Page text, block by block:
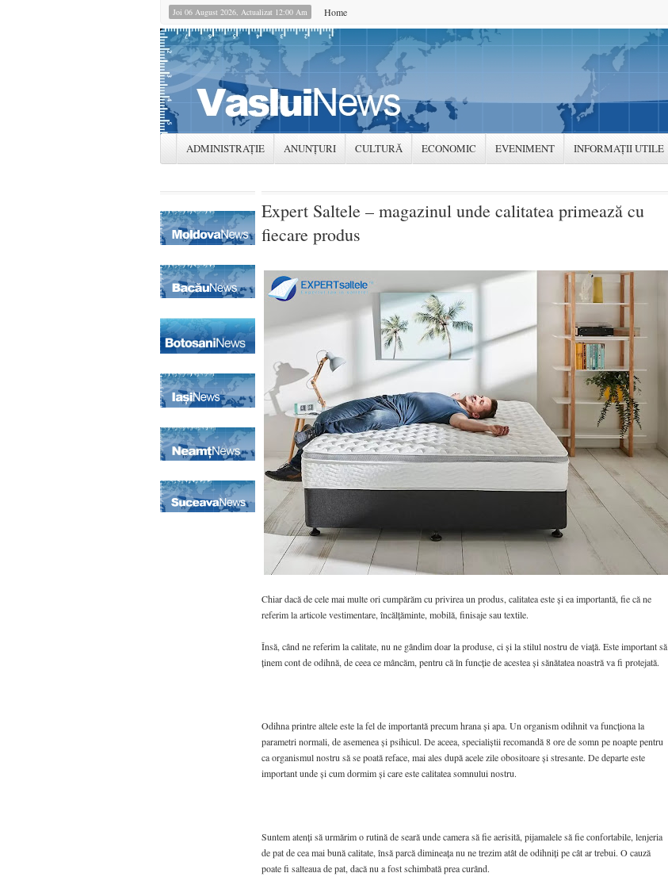
Joi 06 August 2026, Actualizat 12:00 Am Home
ADMINISTRAȚIE ANUNȚURI CULTURĂ ECONOMIC EVENIMENT INFORMAȚII UTILE
Expert Saltele – magazinul unde calitatea primează cu
fiecare produs
Chiar dacă de cele mai multe ori cumpărăm cu privirea un produs, calitatea este și ea importantă, fie că ne
referim la articole vestimentare, încălțăminte, mobilă, finisaje sau textile.
Însă, când ne referim la calitate, nu ne gândim doar la produse, ci și la stilul nostru de viață. Este important să
ținem cont de odihnă, de ceea ce mâncăm, pentru că în funcție de acestea și sănătatea noastră va fi protejată.
Odihna printre altele este la fel de importantă precum hrana și apa. Un organism odihnit va funcționa la
parametri normali, de asemenea și psihicul. De aceea, specialiștii recomandă 8 ore de somn pe noapte pentru
ca organismul nostru să se poată reface, mai ales după acele zile obositoare și stresante. De departe este
important unde și cum dormim și care este calitatea somnului nostru.
Suntem atenți să urmărim o rutină de seară unde camera să fie aerisită, pijamalele să fie confortabile, lenjeria
de pat de cea mai bună calitate, însă parcă dimineața nu ne trezim atât de odihniți pe cât ar trebui. O cauză
poate fi salteaua de pat, dacă nu a fost schimbată prea curând.